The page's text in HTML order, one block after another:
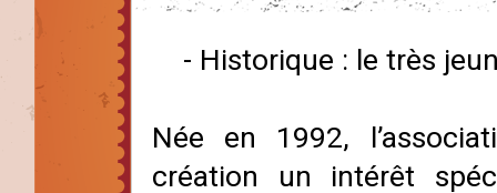
- Historique : le très
Née en 1992,
création un intérêt